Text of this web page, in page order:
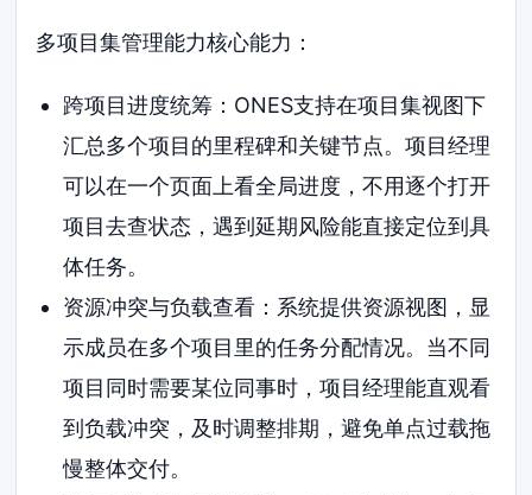
多项目集管理能力核心能力：
跨项目进度统筹：ONES支持在项目集视图下
汇总多个项目的里程碑和关键节点。项目经理
可以在一个页面上看全局进度，不用逐个打开
项目去查状态，遇到延期风险能直接定位到具
体任务。
资源冲突与负载查看：系统提供资源视图，显
示成员在多个项目里的任务分配情况。当不同
项目同时需要某位同事时，项目经理能直观看
到负载冲突，及时调整排期，避免单点过载拖
慢整体交付。